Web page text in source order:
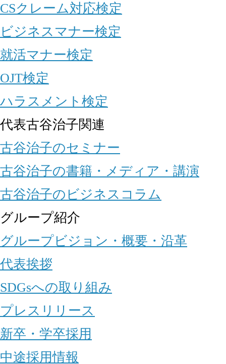
CSクレーム対応検定
ビジネスマナー検定
就活マナー検定
OJT検定
ハラスメント検定
代表古谷治子関連
古谷治子のセミナー
古谷治子の書籍・メディア・講演
古谷治子のビジネスコラム
グループ紹介
グループビジョン・概要・沿革
代表挨拶
SDGsへの取り組み
プレスリリース
新卒・学卒採用
中途採用情報